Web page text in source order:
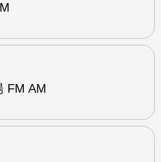
FM AM